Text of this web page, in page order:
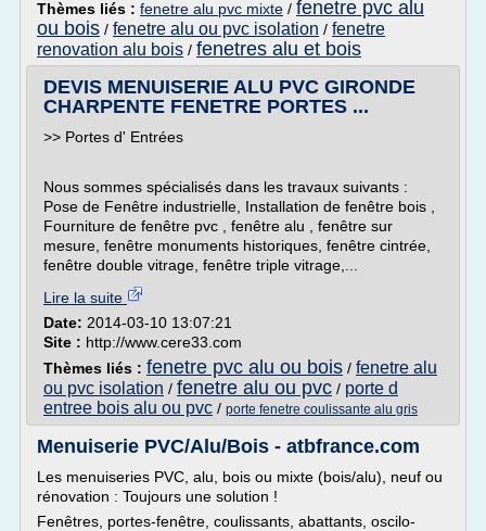
Thèmes liés : fenetre alu pvc mixte / fenetre pvc alu
ou bois / fenetre alu ou pvc isolation / fenetre
renovation alu bois / fenetres alu et bois
DEVIS MENUISERIE ALU PVC GIRONDE
CHARPENTE FENETRE PORTES ...
>> Portes d' Entrées
Nous sommes spécialisés dans les travaux suivants :
Pose de Fenêtre industrielle, Installation de fenêtre bois ,
Fourniture de fenêtre pvc , fenêtre alu , fenêtre sur
mesure, fenêtre monuments historiques, fenêtre cintrée,
fenêtre double vitrage, fenêtre triple vitrage,...
Lire la suite
Date: 2014-03-10 13:07:21
Site : http://www.cere33.com
Thèmes liés : fenetre pvc alu ou bois / fenetre alu
ou pvc isolation / fenetre alu ou pvc / porte d
entree bois alu ou pvc / porte fenetre coulissante alu gris
Menuiserie PVC/Alu/Bois - atbfrance.com
Les menuiseries PVC, alu, bois ou mixte (bois/alu), neuf ou
rénovation : Toujours une solution !
Fenêtres, portes-fenêtre, coulissants, abattants, oscilo-